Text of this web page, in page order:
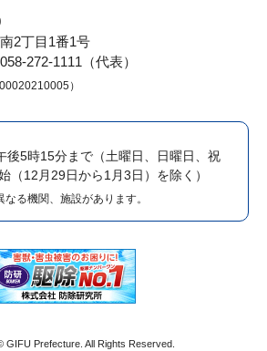
2丁目1番1号
272-1111（代表）
）
後5時15分まで （土曜日、日曜日、祝
（12月29日から1月3日）を除く）
る機関、施設があります。
GIFU Prefecture. All Rights Reserved.